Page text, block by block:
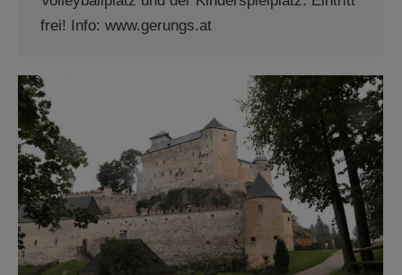
frei! Info: www.gerungs.at